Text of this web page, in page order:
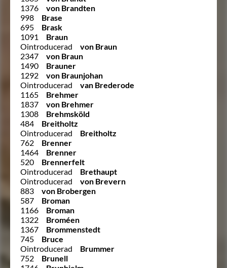
1376
von Brandten
998
Brase
695
Brask
1091
Braun
Ointroducerad
von Braun
2347
von Braun
1490
Brauner
1292
von Braunjohan
Ointroducerad
van Brederode
1165
Brehmer
1837
von Brehmer
1308
Brehmsköld
484
Breitholtz
Ointroducerad
Breitholtz
762
Brenner
1464
Brenner
520
Brennerfelt
Ointroducerad
Brethaupt
Ointroducerad
von Brevern
883
von Brobergen
587
Broman
1166
Broman
1322
Broméen
1367
Brommenstedt
745
Bruce
Ointroducerad
Brummer
752
Brunell